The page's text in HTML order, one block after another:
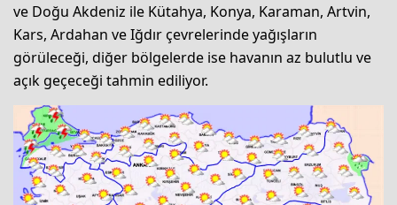
ve Doğu Akdeniz ile Kütahya, Konya, Karaman, Artvin,
Kars, Ardahan ve Iğdır çevrelerinde yağışların
görüleceği, diğer bölgelerde ise havanın az bulutlu ve
açık geçeceği tahmin ediliyor.